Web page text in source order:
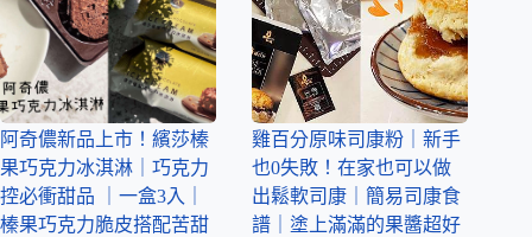
阿奇儂新品上市！繽莎榛
果巧克力冰淇淋｜巧克力
控必衝甜品 ｜一盒3入｜
榛果巧克力脆皮搭配苦甜
雞百分原味司康粉｜新手
也0失敗！在家也可以做
出鬆軟司康｜簡易司康食
譜｜塗上滿滿的果醬超好